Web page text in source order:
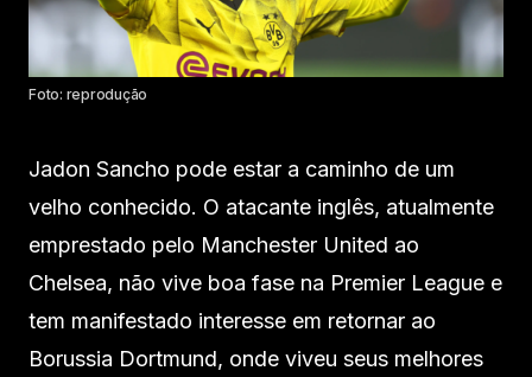
Foto: reprodução
Jadon Sancho pode estar a caminho de um
velho conhecido. O atacante inglês, atualmente
emprestado pelo Manchester United ao
Chelsea, não vive boa fase na Premier League e
tem manifestado interesse em retornar ao
Borussia Dortmund, onde viveu seus melhores